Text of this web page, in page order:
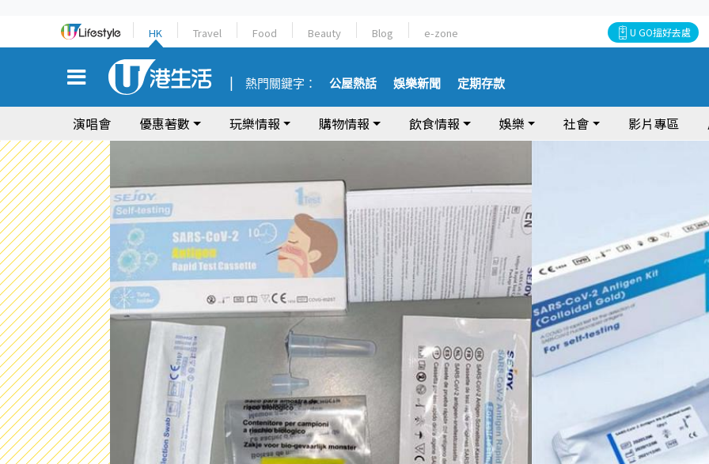
HK Travel Food Beauty Blog e-zone U GO搵好去處
熱門關鍵字： 公屋熱話 娛樂新聞 定期存款
演唱會 優惠著數 玩樂情報 購物情報 飲食情報 娛樂 社會 影片專區